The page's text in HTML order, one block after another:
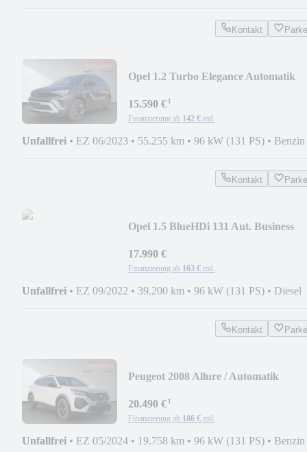
Kontakt
Opel 1.2 Turbo Elegance Automatik
15.590 €¹
Finanzierung ab 142 € mtl.
Unfallfrei • EZ 06/2023 • 55.255 km • 96 kW (131 PS) • Benzin
Kontakt
Opel 1.5 BlueHDi 131 Aut. Business
17.990 €
Finanzierung ab 163 € mtl.
Unfallfrei • EZ 09/2022 • 39.200 km • 96 kW (131 PS) • Diesel
Kontakt
Peugeot 2008 Allure / Automatik
20.490 €¹
Finanzierung ab 186 € mtl.
Unfallfrei • EZ 05/2024 • 19.758 km • 96 kW (131 PS) • Benzin